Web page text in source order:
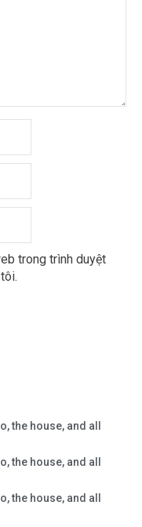
trong trình duyệt
the house, and all
the house, and all
the house, and all